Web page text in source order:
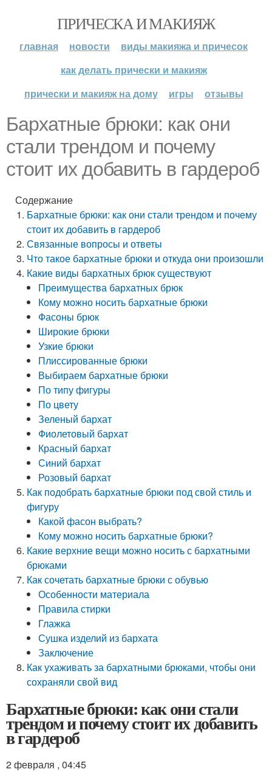
ПРИЧЕСКА И МАКИЯЖ
главная новости
виды макияжа и причесок
как делать прически и макияж
прически и макияж на дому
игры отзывы
Бархатные брюки: как они
стали трендом и почему
стоит их добавить в гардероб
Содержание
Бархатные брюки: как они стали трендом и почему
стоит их добавить в гардероб
Связанные вопросы и ответы
Что такое бархатные брюки и откуда они произошли
Какие виды бархатных брюк существуют
Преимущества бархатных брюк
Кому можно носить бархатные брюки
Фасоны брюк
Широкие брюки
Узкие брюки
Плиссированные брюки
Выбираем бархатные брюки
По типу фигуры
По цвету
Зеленый бархат
Фиолетовый бархат
Красный бархат
Синий бархат
Розовый бархат
Как подобрать бархатные брюки под свой стиль и
фигуру
Какой фасон выбрать?
Кому можно носить бархатные брюки?
Какие верхние вещи можно носить с бархатными
брюками
Как сочетать бархатные брюки с обувью
Особенности материала
Правила стирки
Глажка
Сушка изделий из бархата
Заключение
Как ухаживать за бархатными брюками, чтобы они
сохраняли свой вид
Бархатные брюки: как они стали
трендом и почему стоит их добавить
в гардероб
2 февраля , 04:45